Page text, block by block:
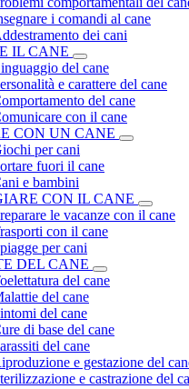
i comandi al cane
dei cani
IL CANE
del cane
e carattere del cane
del cane
con il cane
CON UN CANE
per cani
fuori il cane
e bambini
CON IL CANE
le vacanze con il cane
con il cane
per cani
DEL CANE
del cane
del cane
del cane
di base del cane
del cane
e gestazione del
e castrazione del